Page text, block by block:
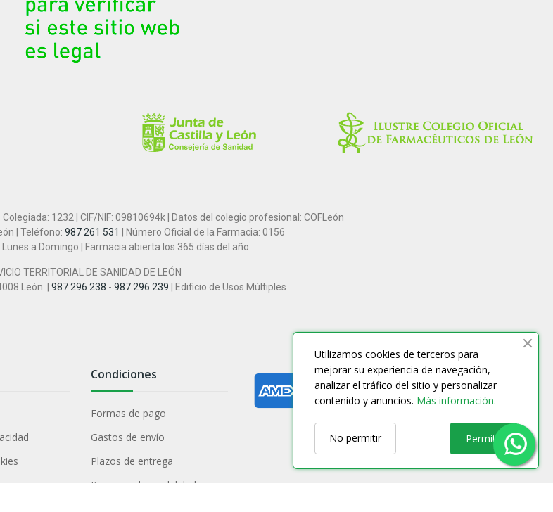
1232 | CIF/NIF: 09810694k | Datos del colegio profesional: COFLeón
| Teléfono: 987 261 531
| Número Oficial de la Farmacia: 0156
a Domingo | Farmacia abierta los 365 días del año
TERRITORIAL DE SANIDAD DE LEÓN
León. | 987 296 238 - 987 296 239 | Edificio de Usos Múltiples
Condiciones
Formas de pago
Gastos de envío
Plazos de entrega
Precios y disponibilidad
Utilizamos cookies de terceros para
mejorar su experiencia de navegación,
analizar el tráfico del sitio y personalizar
contenido y anuncios. Más información.
Permitir
No permitir